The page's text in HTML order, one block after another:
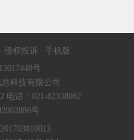
· 侵权投诉 · 手机版
号
科技有限公司
话：021-62338062
号